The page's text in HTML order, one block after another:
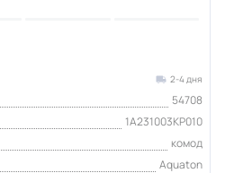
2-4 дня
54708
1A231003KP010
комод
Aquaton